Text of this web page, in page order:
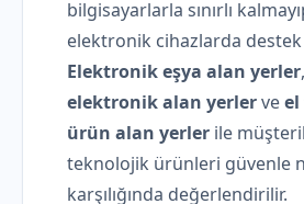
bilgisayarlarla sınırlı
elektronik cihazlarda destek
Elektronik eşya alan yerler,
elektronik alan yerlerve
ürün alan yerler ile
teknolojik ürünleri güvenle
karşılığında değerlendirilir.